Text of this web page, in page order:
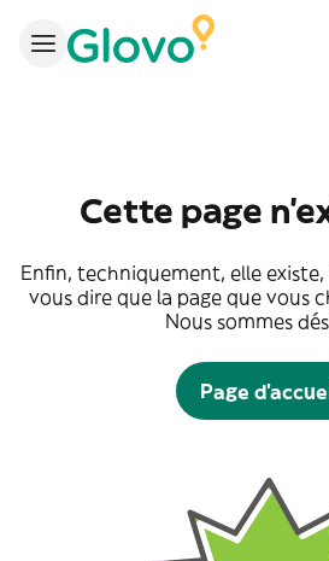
Cette page
Enfin, techniquement, elle
vous dire que la page que vous
Nous sommes
Page